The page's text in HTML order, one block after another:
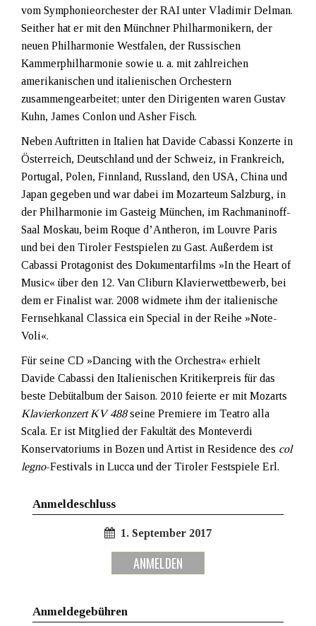
vom Symphonieorchester der RAI unter Vladimir Delman.
Seither hat er mit den Münchner Philharmonikern, der
neuen Philharmonie Westfalen, der Russischen
Kammerphilharmonie sowie u. a. mit zahlreichen
amerikanischen und italienischen Orchestern
zusammengearbeitet; unter den Dirigenten waren Gustav
Kuhn, James Conlon und Asher Fisch.
Neben Auftritten in Italien hat Davide Cabassi Konzerte in
Österreich, Deutschland und der Schweiz, in Frankreich,
Portugal, Polen, Finnland, Russland, den USA, China und
Japan gegeben und war dabei im Mozarteum Salzburg, in
der Philharmonie im Gasteig München, im Rachmaninoff-
Saal Moskau, beim Roque d’Antheron, im Louvre Paris
und bei den Tiroler Festspielen zu Gast. Außerdem ist
Cabassi Protagonist des Dokumentarfilms »In the Heart of
Music« über den 12. Van Cliburn Klavierwettbewerb, bei
dem er Finalist war. 2008 widmete ihm der italienische
Fernsehkanal Classica ein Special in der Reihe »Note-
Voli«.
Für seine CD »Dancing with the Orchestra« erhielt
Davide Cabassi den Italienischen Kritikerpreis für das
beste Debütalbum der Saison. 2010 feierte er mit Mozarts
Klavierkonzert KV 488seine Premiere im Teatro alla
Scala. Er ist Mitglied der Fakultät des Monteverdi
Konservatoriums in Bozen und Artist in Residence des col
legno-Festivals in Lucca und der Tiroler Festspiele Erl.
Anmeldeschluss
1. September 2017
ANMELDEN
Anmeldegebühren